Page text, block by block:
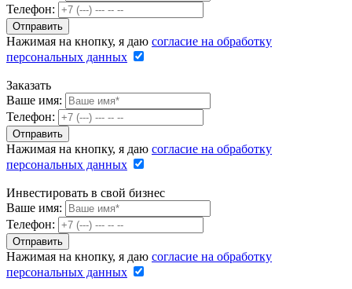
Телефон:
Нажимая на кнопку, я даю согласие на обработку
персональных данных
Заказать
Ваше имя:
Телефон:
Нажимая на кнопку, я даю согласие на обработку
персональных данных
Инвестировать в свой бизнес
Ваше имя:
Телефон:
Нажимая на кнопку, я даю согласие на обработку
персональных данных